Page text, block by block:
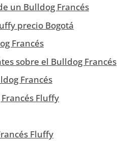
un Bulldog Francés
precio Bogotá
Francés
sobre el Bulldog Francés
Francés
Fluffy
Fluffy